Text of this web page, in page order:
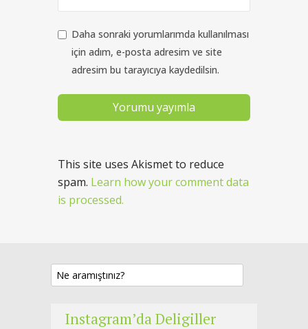
Daha sonraki yorumlarımda kullanılması
için adım, e-posta adresim ve site
adresim bu tarayıcıya kaydedilsin.
This site uses Akismet to reduce
spam. Learn how your comment data
is processed.
Instagram’da Deligiller